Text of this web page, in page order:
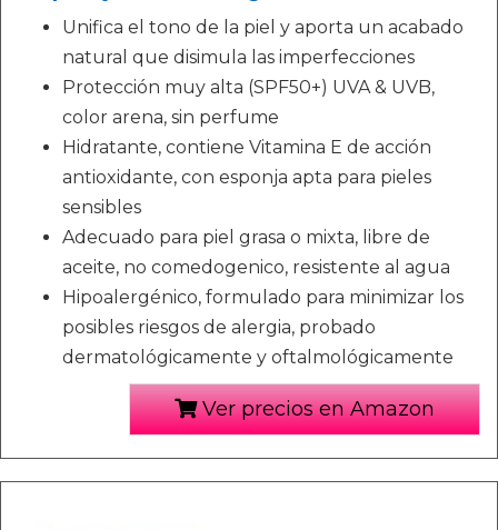
Unifica el tono de la piel y aporta un acabado
natural que disimula las imperfecciones
Protección muy alta (SPF50+) UVA & UVB,
color arena, sin perfume
Hidratante, contiene Vitamina E de acción
antioxidante, con esponja apta para pieles
sensibles
Adecuado para piel grasa o mixta, libre de
aceite, no comedogenico, resistente al agua
Hipoalergénico, formulado para minimizar los
posibles riesgos de alergia, probado
dermatológicamente y oftalmológicamente
Ver precios en Amazon